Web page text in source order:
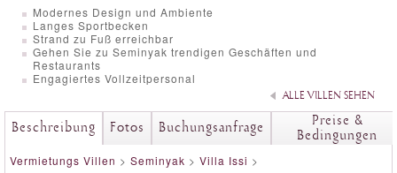
Modernes Design und Ambiente
Langes Sportbecken
Strand zu Fuß erreichbar
Gehen Sie zu Seminyak trendigen Geschäften und
Restaurants
Engagiertes Vollzeitpersonal
ALLE VILLEN SEHEN
Beschreibung Fotos Buchungsanfrage
Preise &
Bedingungen
Vermietungs Villen > Seminyak > Villa Issi >